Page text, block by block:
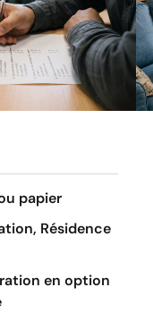
papier
Résidence
en option